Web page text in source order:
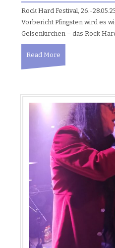
Rock Hard Festival, 26.-
Vorbericht Pfingsten wird es
Gelsenkirchen – das Rock
Read More